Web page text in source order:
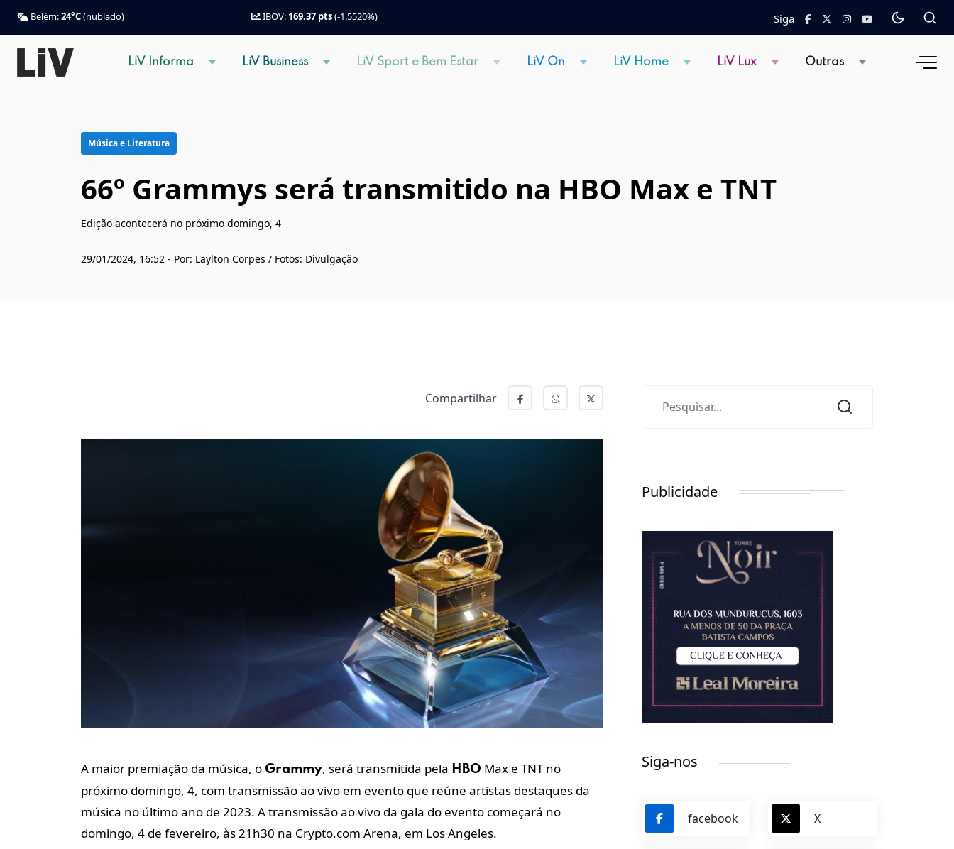
Belém:24°C(nublado) IBOV: 169.37 pts(-1.5520%) Siga
LiV Informa LiV Business LiV Sport e Bem Estar LiV On LiV Home LiV Lux Outras
Música e Literatura
66º Grammys será transmitido na HBO Max e TNT
Edição acontecerá no próximo domingo, 4
29/01/2024, 16:52 - Por: Laylton Corpes / Fotos: Divulgação
Compartilhar
A maior premiação da música, o Grammy, será transmitida pela HBO Max e TNT no
próximo domingo, 4, com transmissão ao vivo em evento que reúne artistas destaques da
música no último ano de 2023. A transmissão ao vivo da gala do evento começará no
domingo, 4 de fevereiro, às 21h30 na Crypto.com Arena, em Los Angeles.
Publicidade
Siga-nos
facebook X